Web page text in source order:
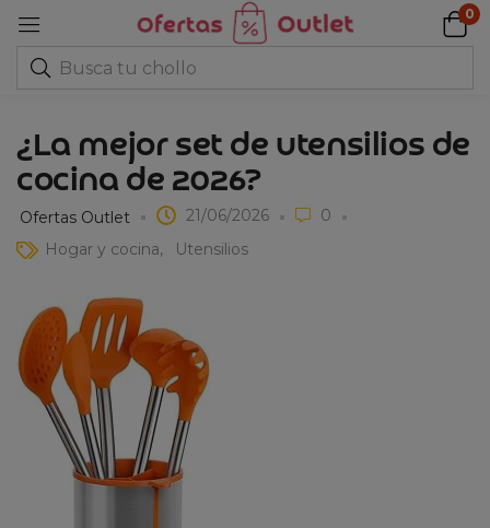
0
¿La mejor set de utensilios de
cocina de 2026?
Ofertas Outlet 21/06/2026
0
Hogar y cocina
Utensilios